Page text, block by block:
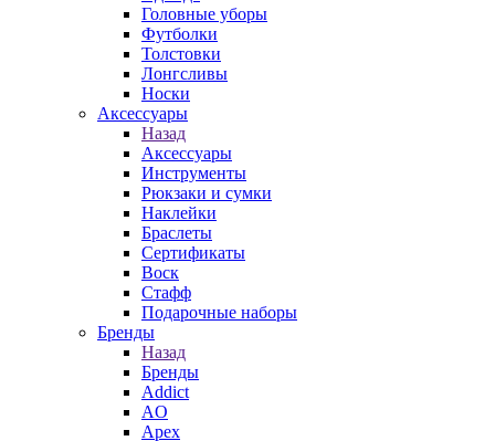
Головные уборы
Футболки
Толстовки
Лонгсливы
Носки
Аксессуары
Назад
Аксессуары
Инструменты
Рюкзаки и сумки
Наклейки
Браслеты
Сертификаты
Воск
Стафф
Подарочные наборы
Бренды
Назад
Бренды
Addict
AO
Apex